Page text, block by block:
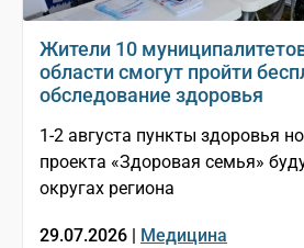
Жители 10
области смогут пройти
обследование здоровья
1-2 августа пункты здоровья
проекта «Здоровая семья»
округах региона
29.07.2026 | Медицина